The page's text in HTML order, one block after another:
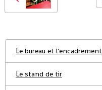
Le bureau et l'encadrement
Le stand de tir